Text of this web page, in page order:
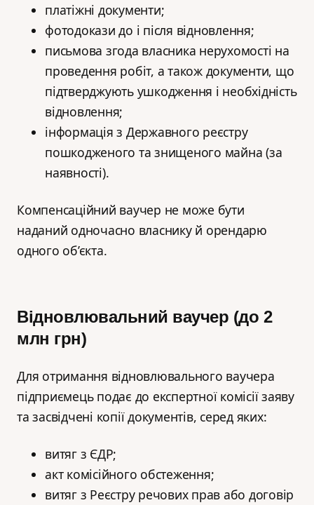
платіжні документи;
фотодокази до і після відновлення;
письмова згода власника нерухомості на
проведення робіт, а також документи, що
підтверджують ушкодження і необхідність
відновлення;
інформація з Державного реєстру
пошкодженого та знищеного майна (за
наявності).
Компенсаційний ваучер не може бути
наданий одночасно власнику й орендарю
одного об’єкта.
Відновлювальний ваучер (до 2
млн грн)
Для отримання відновлювального ваучера
підприємець подає до експертної комісії заяву
та засвідчені копії документів, серед яких:
витяг з ЄДР;
акт комісійного обстеження;
витяг з Реєстру речових прав або договір